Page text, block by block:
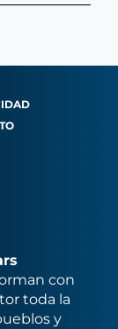
con
toda la
y